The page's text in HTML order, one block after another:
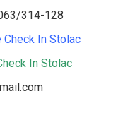
314-128
Check In Stolac
In Stolac